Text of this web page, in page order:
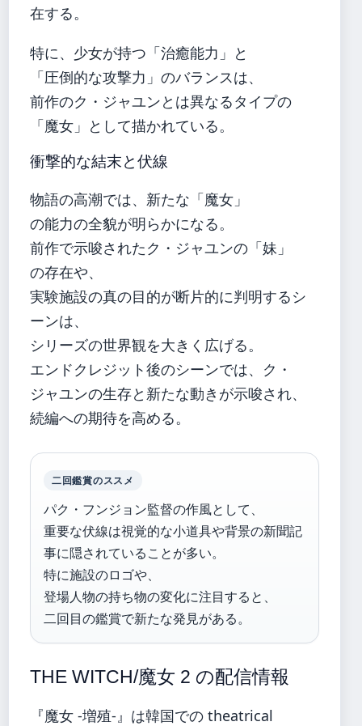
在する。
特に、少女が持つ「治癒能力」と
「圧倒的な攻撃力」のバランスは、
前作のク・ジャユンとは異なるタイプの
「魔女」として描かれている。
衝撃的な結末と伏線
物語の高潮では、新たな「魔女」
の能力の全貌が明らかになる。
前作で示唆されたク・ジャユンの「妹」
の存在や、
実験施設の真の目的が断片的に判明するシ
ーンは、
シリーズの世界観を大きく広げる。
エンドクレジット後のシーンでは、ク・
ジャユンの生存と新たな動きが示唆され、
続編への期待を高める。
二回鑑賞のススメ
パク・フンジョン監督の作風として、
重要な伏線は視覚的な小道具や背景の新聞記
事に隠されていることが多い。
特に施設のロゴや、
登場人物の持ち物の変化に注目すると、
二回目の鑑賞で新たな発見がある。
THE WITCH/魔女 2 の配信情報
『魔女 -増殖-』は韓国での theatrical